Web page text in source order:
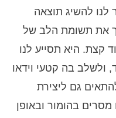
להשיג תוצאה
את תשומת הלב של
קצת. היא תסייע לנו
ולשלב בה קטעי וידאו
גם ליצירת
בהומור ובאופן